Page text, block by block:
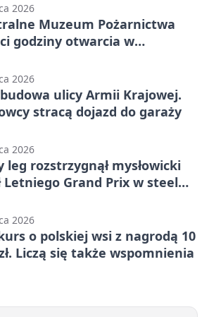
2026
Muzeum Pożarnictwa
godziny otwarcia w
2026
ulicy Armii Krajowej.
stracą dojazd do garaży
2026
leg rozstrzygnął mysłowicki
Letniego Grand Prix w steel
2026
o polskiej wsi z nagrodą 10
Liczą się także wspomnienia